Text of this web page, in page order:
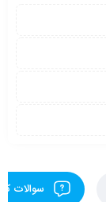
سوالات